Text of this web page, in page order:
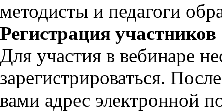
методисты и педагоги
Регистрация
Для участия в вебинаре
зарегистрироваться.
вами адрес электронной